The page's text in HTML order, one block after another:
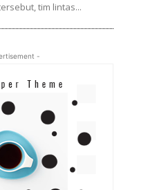
tim lintas...
-